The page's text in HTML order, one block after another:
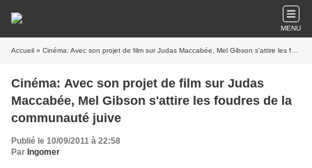
MENU
Accueil » Cinéma: Avec son projet de film sur Judas Maccabée, Mel Gibson s'attire les foudres de la communauté juive
Cinéma: Avec son projet de film sur Judas
Maccabée, Mel Gibson s'attire les foudres de la
communauté juive
Publié le 10/09/2011 à 22:58
Par Ingomer